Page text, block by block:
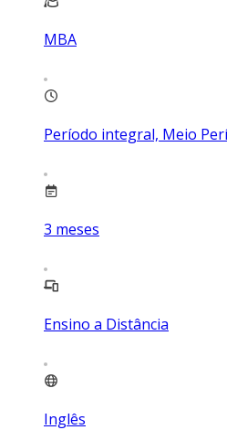
MBA
Período integral, Meio
3 meses
Ensino a Distância
Inglês